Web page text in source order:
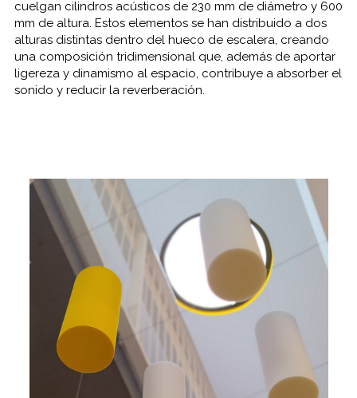
cuelgan cilindros acústicos de 230 mm de diámetro y 600
mm de altura. Estos elementos se han distribuido a dos
alturas distintas dentro del hueco de escalera, creando
una composición tridimensional que, además de aportar
ligereza y dinamismo al espacio, contribuye a absorber el
sonido y reducir la reverberación.